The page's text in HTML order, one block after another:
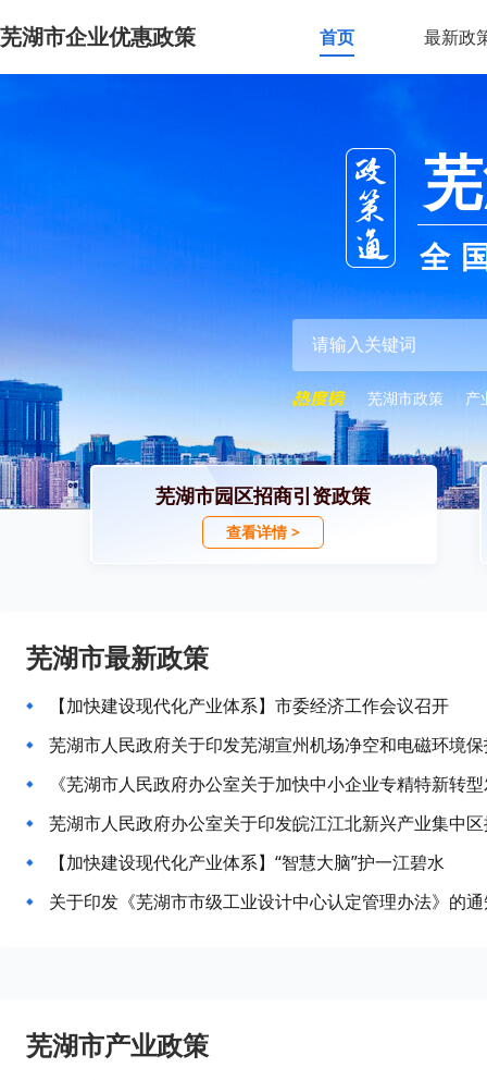
芜湖市企业优惠政策 首页 最新政
全
芜湖市政策 产
芜湖市园区招商引资政策
查看详情 >
芜湖市最新政策
【加快建设现代化产业体系】市委经济工作会议召开
芜湖市人民政府关于印发芜湖宣州机场净空和电磁环境
《芜湖市人民政府办公室关于加快中小企业专精特新转
【加快建设现代化产业体系】“智慧大脑”护一江碧水
关于印发《芜湖市市级工业设计中心认定管理办法》的
芜湖市产业政策